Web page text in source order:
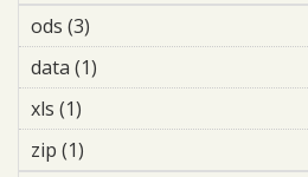
ods (3)
data (1)
xls (1)
zip (1)